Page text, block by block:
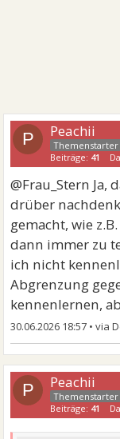
P Peachii
Beiträge: 41
@Frau_Stern
drüber
gemacht, wie
dann immer zu
ich nicht
Abgrenzung
kennenlernen,
30.06.2026 18:57 •
P Peachii
Beiträge: 41